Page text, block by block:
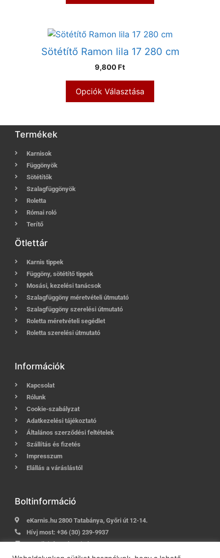
Sötétítő Ramon lila 17 280 cm
9,800 Ft
Opciók Választása
Termékek
Karnisok
Függönyök
Sötétítők
Szalagfüggönyök
Roletta
Római roló
Terítő
Ötlettár
Karnis tippek
Függöny, sötétítő tippek
Mosási, kezelési tanácsok
Szalagfüggöny méretvételi útmutató
Szalagfüggöny szerelési útmutató
Roletta méretvételi segédlet
Roletta szerelési útmutató
Információk
Kapcsolat
Rólunk
Cookie-szabályzat
Adatkezelési tájékoztató
Általános szerződési feltételek
Szállítás és fizetés
Impresszum
Elállás a váráslástól
Boltinformáció
eKarnis.hu 2800 Tatabánya, Győri út 12-14.
Hívj most: +36 (30) 239-9937
E-mail:info@ekarnis.hu